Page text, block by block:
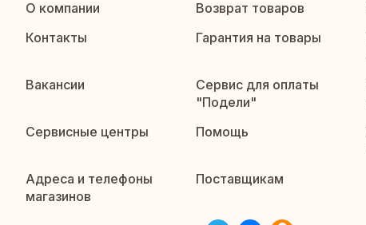
О компании Возврат товаров
Контакты
Гарантия на товары
Вакансии
Сервис для оплаты
"Подели"
Сервисные центры
Помощь
Адреса и телефоны
магазинов
Поставщикам